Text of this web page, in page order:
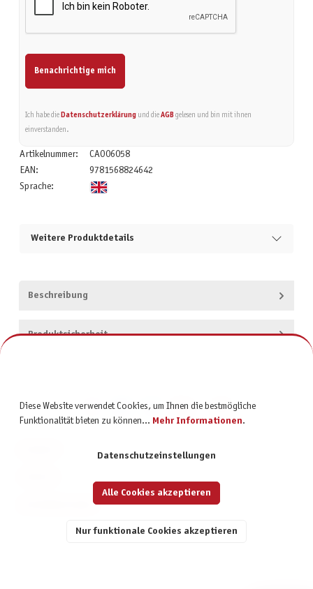
Benachrichtige mich
Ich habe die Datenschutzerklärungund die AGBgelesen und bin mit ihnen
einverstanden.
Artikelnummer:
CAO06058
EAN:
9781568824642
Sprache:
Weitere Produktdetails
Beschreibung
Produktsicherheit
INFORMATIONEN
Diese Website verwendet Cookies, um Ihnen die bestmögliche
Funktionalität bieten zu können... Mehr Informationen.
Datenschutzeinstellungen
Nur funktionale Cookies akzeptieren
Alle Cookies akzeptieren